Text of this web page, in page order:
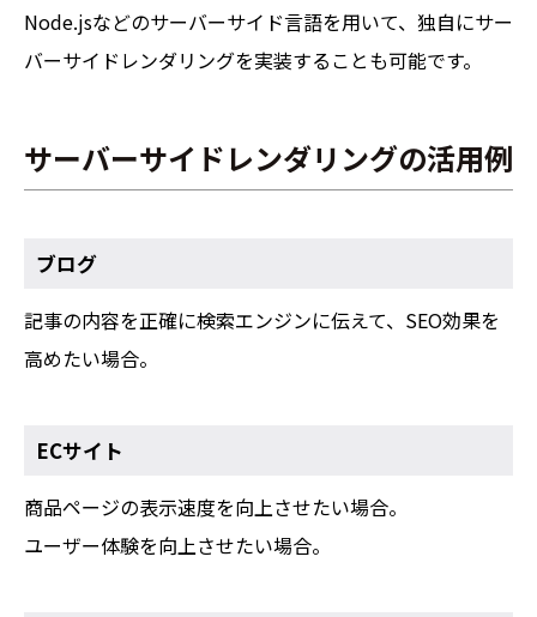
Node.jsなどのサーバーサイド言語を用いて、独自にサー
バーサイドレンダリングを実装することも可能です。
サーバーサイドレンダリングの活用例
ブログ
記事の内容を正確に検索エンジンに伝えて、SEO効果を
高めたい場合。
ECサイト
商品ページの表示速度を向上させたい場合。
ユーザー体験を向上させたい場合。